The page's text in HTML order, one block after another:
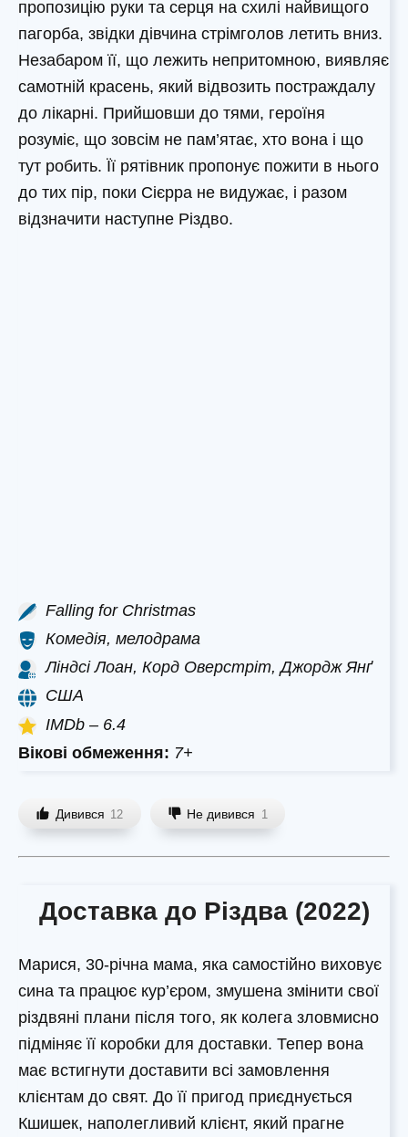
пропозицію руки та серця на схилі найвищого
пагорба, звідки дівчина стрімголов летить вниз.
Незабаром її, що лежить непритомною, виявляє
самотній красень, який відвозить постраждалу
до лікарні. Прийшовши до тями, героїня
розуміє, що зовсім не пам’ятає, хто вона і що
тут робить. Її рятівник пропонує пожити в нього
до тих пір, поки Сієрра не видужає, і разом
відзначити наступне Різдво.
Falling for Christmas
Комедія, мелодрама
Ліндсі Лоан, Корд Оверстріт, Джордж Янґ
США
IMDb – 6.4
Вікові обмеження: 7+
Дивився 12 Не дивився 1
Доставка до Різдва (2022)
Марися, 30-річна мама, яка самостійно виховує
сина та працює кур’єром, змушена змінити свої
різдвяні плани після того, як колега зловмисно
підміняє її коробки для доставки. Тепер вона
має встигнути доставити всі замовлення
клієнтам до свят. До її пригод приєднується
Кшишек, наполегливий клієнт, який прагне